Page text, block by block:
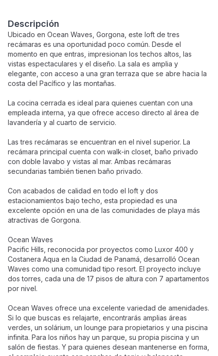
Descripción
Ubicado en Ocean Waves, Gorgona, este loft de tres
recámaras es una oportunidad poco común. Desde el
momento en que entras, impresionan los techos altos, las
vistas espectaculares y el diseño. La sala es amplia y
elegante, con acceso a una gran terraza que se abre hacia la
costa del Pacífico y las montañas.
La cocina cerrada es ideal para quienes cuentan con una
empleada interna, ya que ofrece acceso directo al área de
lavandería y al cuarto de servicio.
Las tres recámaras se encuentran en el nivel superior. La
recámara principal cuenta con walk-in closet, baño privado
con doble lavabo y vistas al mar. Ambas recámaras
secundarias también tienen baño privado.
Con acabados de calidad en todo el loft y dos
estacionamientos bajo techo, esta propiedad es una
excelente opción en una de las comunidades de playa más
atractivas de Gorgona.
Ocean Waves
Pacific Hills, reconocida por proyectos como Luxor 400 y
Costanera Aqua en la Ciudad de Panamá, desarrolló Ocean
Waves como una comunidad tipo resort. El proyecto incluye
dos torres, cada una de 17 pisos de altura con 7 apartamentos
por nivel.
Ocean Waves ofrece una excelente variedad de amenidades.
Si lo que buscas es relajarte, encontrarás amplias áreas
verdes, un solárium, un lounge para propietarios y una piscina
infinita. Para los niños hay un parque, su propia piscina y un
salón de fiestas. Y para quienes desean mantenerse en forma,